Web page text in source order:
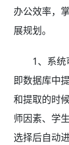
办公效率，
展规划。
1、系
即数据库中
和提取的时
师因素、学
选择后自动